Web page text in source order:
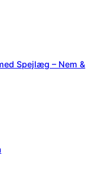
Spejlæg – Nem &